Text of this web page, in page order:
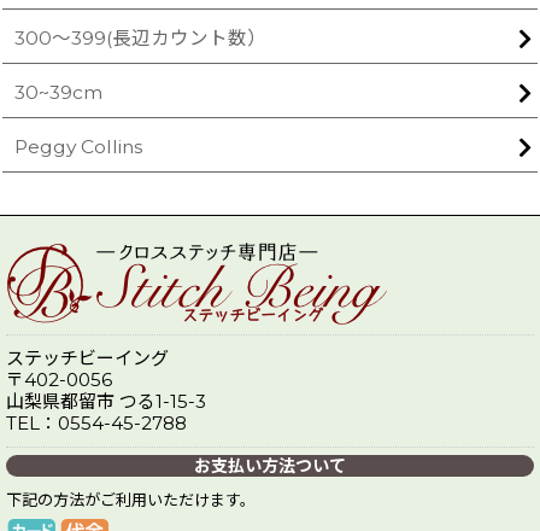
300〜399(長辺カウント数）
30~39cm
Peggy Collins
ステッチビーイング
〒402-0056
山梨県都留市 つる1-15-3
TEL：0554-45-2788
お支払い方法ついて
下記の方法がご利用いただけます。